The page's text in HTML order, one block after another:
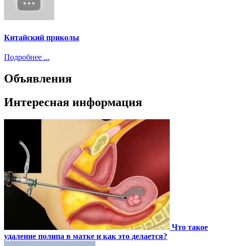
Китайский приколы
Подробнее ...
Объявления
Интересная информация
Что такое
удаление полипа в матке и как это делается?